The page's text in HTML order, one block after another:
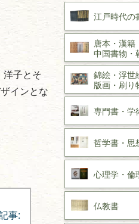
子とそ
インとな
事:
江戸時代の
唐本・漢籍
中国書物・
錦絵・浮世
版画・刷り
専門書・ 学
哲学書・思
心理学・倫
仏教書